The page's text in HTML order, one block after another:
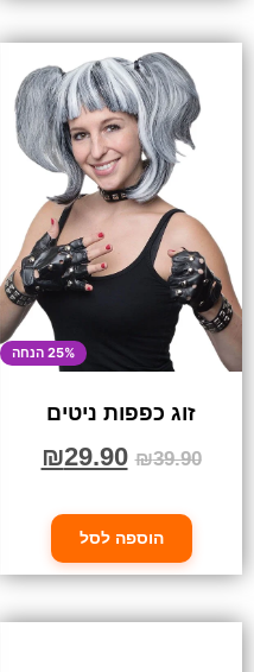
25% הנחה
זוג כפפות ניטים
₪39.90
₪29.90
הוספה לסל